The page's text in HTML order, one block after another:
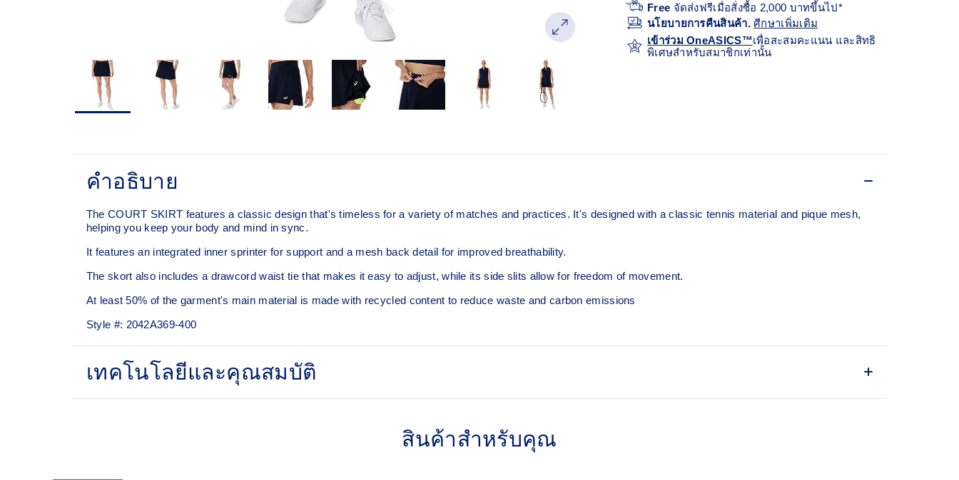
Free จัดส่งฟรีเมื่อสั่งซื้อ 2,000 บาทขึ้นไป*
นโยบายการคืนสินค้า.ศีกษาเพิ่มเติม
เข้าร่วม OneASICS™เพื่อสะสมคะแนน และสิทธิ
พิเศษสำหรับสมาชิกเท่านั้น
คำอธิบาย
The COURT SKIRT features a classic design that's timeless for a variety of matches and practices. It's designed with a classic tennis material and pique mesh,
helping you keep your body and mind in sync.
It features an integrated inner sprinter for support and a mesh back detail for improved breathability.
The skort also includes a drawcord waist tie that makes it easy to adjust, while its side slits allow for freedom of movement.
At least 50% of the garment's main material is made with recycled content to reduce waste and carbon emissions
Style #: 2042A369-400
เทคโนโลยีและคุณสมบัติ
Side slits allow for freedom of movement
สินค้าสำหรับคุณ